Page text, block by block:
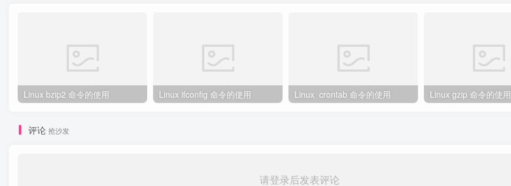
Linux bzip2 命令的使用 Linux ifconfig 命令的使用 Linux crontab 命令的使用 Linux gzip 命令的使用
评论 抢沙发
请登录后发表评论